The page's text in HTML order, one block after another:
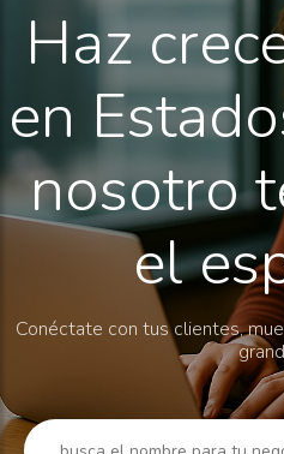
Haz
en
nosotro
el
Conéctate con tus clientes,